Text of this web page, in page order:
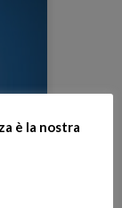
è la nostra